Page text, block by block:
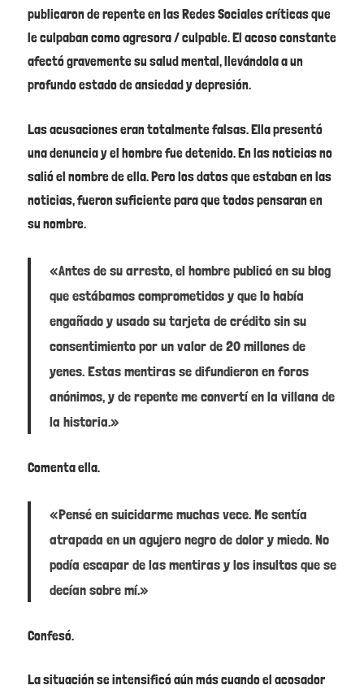
publicaron de repente en las Redes Sociales críticas que
le culpaban como agresora / culpable. El acoso constante
afectó gravemente su salud mental, llevándola a un
profundo estado de ansiedad y depresión.
Las acusaciones eran totalmente falsas. Ella presentó
una denuncia y el hombre fue detenido. En las noticias no
salió el nombre de ella. Pero los datos que estaban en las
noticias, fueron suficiente para que todos pensaran en
su nombre.
«Antes de su arresto, el hombre publicó en su blog
que estábamos comprometidos y que lo había
engañado y usado su tarjeta de crédito sin su
consentimiento por un valor de 20 millones de
yenes. Estas mentiras se difundieron en foros
anónimos, y de repente me convertí en la villana de
la historia.»
Comenta ella.
«Pensé en suicidarme muchas vece. Me sentía
atrapada en un agujero negro de dolor y miedo. No
podía escapar de las mentiras y los insultos que se
decían sobre mí.»
Confesó.
La situación se intensificó aún más cuando el acosador